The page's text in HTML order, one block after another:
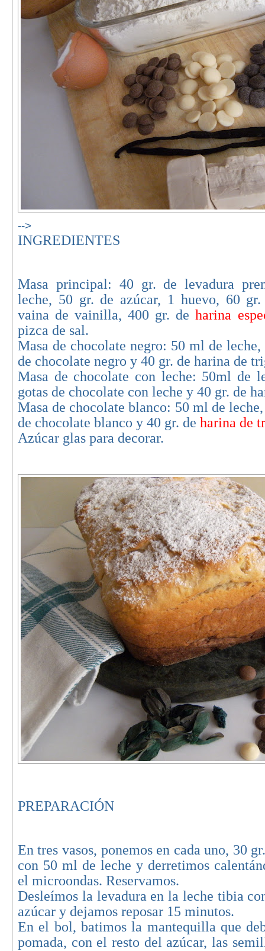
-->
INGREDIENTES
Masa principal: 40 gr. de levadura
leche, 50 gr. de azúcar, 1 huevo, 60
vaina de vainilla, 400 gr. deharina
pizca de sal.
Masa de chocolate negro: 50 ml de
de chocolate negro y 40 gr. de harina de
Masa de chocolate con leche: 50ml de
gotas de chocolate con leche y 40 gr. de
Masa de chocolate blanco: 50 ml de
de chocolate blanco y 40 gr. de harina de
Azúcar glas para decorar.
PREPARACIÓN
En tres vasos, ponemos en cada uno, 30
con 50 ml de leche y derretimos
el microondas. Reservamos.
Desleímos la levadura en la leche tibia
azúcar y dejamos reposar 15 minutos.
En el bol, batimos la mantequilla que
pomada, con el resto del azúcar, las